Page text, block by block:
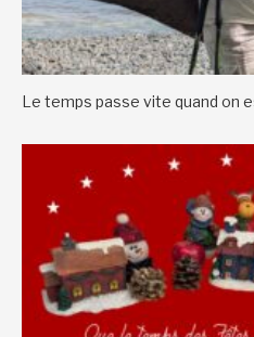
Le temps passe vite quand on